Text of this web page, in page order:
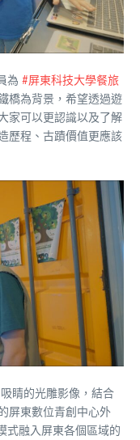
為 #屏東科技大學餐旅
橋為背景，希望透過遊
家可以更認識以及了解
歷程、古蹟價值更應該
睛的光雕影像，結合
屏東數位青創中心外
式融入屏東各個區域的